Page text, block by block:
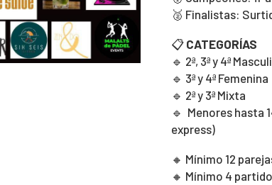
🥈 Finalistas:
📋 CATEGORÍAS
🔹 2ª, 3ª y 4ª
🔹 3ª y 4ª Femenina
🔹 2ª y 3ª Mixta
🔹 Menores hasta
express)
🔸 Mínimo 12
🔸 Mínimo 4